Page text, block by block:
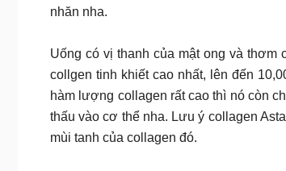
nhăn nha.
Uống có vị thanh của mật ong và
collgen tinh khiết cao nhất, lên đến
hàm lượng collagen rất cao thì nó còn
thấu vào cơ thể nha. Lưu ý collagen
mùi tanh của collagen đó.